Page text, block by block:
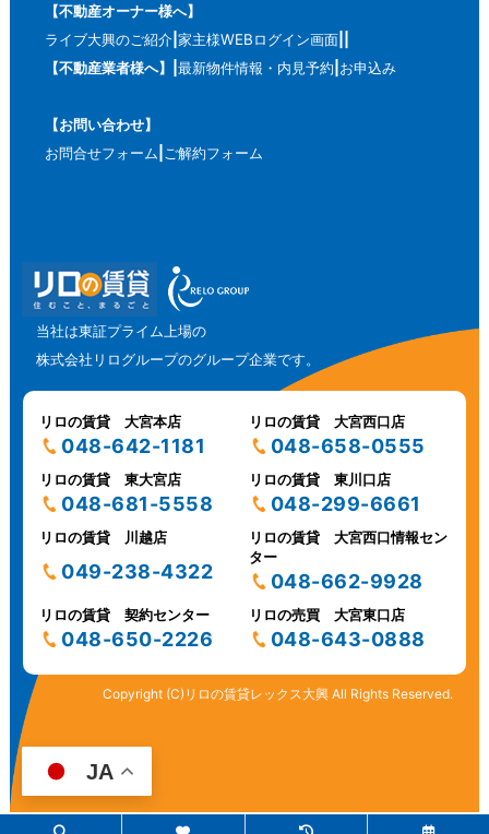
【不動産オーナー様へ】
ライブ大興のご紹介 家主様WEBログイン画面
【不動産業者様へ】
最新物件情報・内見予約 お申込み
【お問い合わせ】
お問合せフォーム ご解約フォーム
当社は東証プライム上場の
株式会社リログループのグループ企業です。
リロの賃貸 大宮本店
048-642-1181
リロの賃貸 大宮西口店
048-658-0555
リロの賃貸 東大宮店
048-681-5558
リロの賃貸 東川口店
048-299-6661
リロの賃貸 川越店
049-238-4322
リロの賃貸 大宮西口情報セン
ター
048-662-9928
リロの賃貸 契約センター
048-650-2226
リロの売買 大宮東口店
048-643-0888
Copyright (C)リロの賃貸レックス大興 All Rights Reserved.
JA